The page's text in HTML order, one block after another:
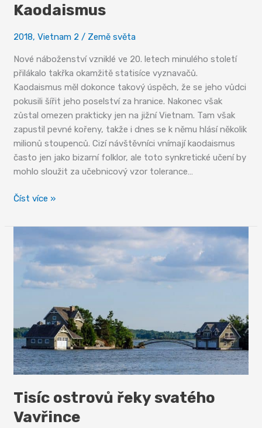
Kaodaismus
2018,Vietnam 2 / Země světa
Nové náboženství vzniklé ve 20. letech minulého století
přilákalo takřka okamžitě statisíce vyznavačů.
Kaodaismus měl dokonce takový úspěch, že se jeho vůdci
pokusili šířit jeho poselství za hranice. Nakonec však
zůstal omezen prakticky jen na jižní Vietnam. Tam však
zapustil pevné kořeny, takže i dnes se k němu hlásí několik
milionů stoupenců. Cizí návštěvníci vnímají kaodaismus
často jen jako bizarní folklor, ale toto synkretické učení by
mohlo sloužit za učebnicový vzor tolerance…
Kaodaismus
Číst více »
Tisíc ostrovů řeky svatého
Vavřince